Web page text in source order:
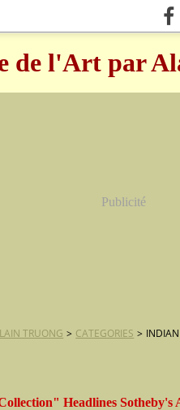
de l'Art par
Publicité
TRUONG > CATEGORIES >
Headlines Sotheby's